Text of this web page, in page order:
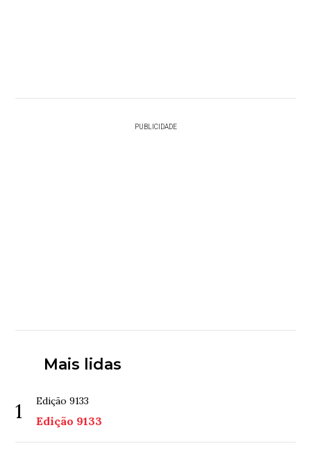
PUBLICIDADE
Mais lidas
1 Edição 9133
Edição 9133